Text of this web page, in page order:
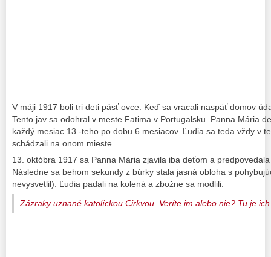
V máji 1917 boli tri deti pásť ovce. Keď sa vracali naspäť domov
Tento jav sa odohral v meste Fatima v Portugalsku. Panna Mária
každý mesiac 13.-teho po dobu 6 mesiacov. Ľudia sa teda vždy v
schádzali na onom mieste.
13. októbra 1917 sa Panna Mária zjavila iba deťom a
Následne sa behom sekundy z búrky stala jasná obloha s
nevysvetlil). Ľudia padali na kolená a zbožne sa modlili.
Zázraky uznané katolíckou Cirkvou. Veríte im alebo nie? Tu je